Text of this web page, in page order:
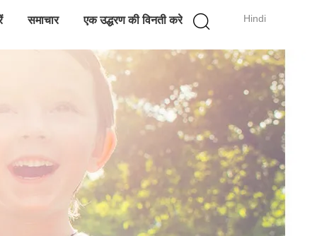
Hindi
समाचार एक उद्धरण की विनती करे